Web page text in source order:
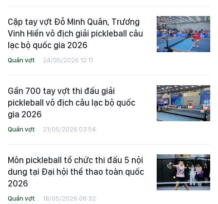
Cặp tay vợt Đỗ Minh Quân, Trương
Vinh Hiển vô địch giải pickleball câu
lạc bộ quốc gia 2026
Quần vợt 24/05/2026 12:11
Gần 700 tay vợt thi đấu giải
pickleball vô địch câu lạc bộ quốc
gia 2026
Quần vợt 21/05/2026 03:54
Môn pickleball tổ chức thi đấu 5 nội
dung tại Đại hội thể thao toàn quốc
2026
Quần vợt 18/05/2026 08:32